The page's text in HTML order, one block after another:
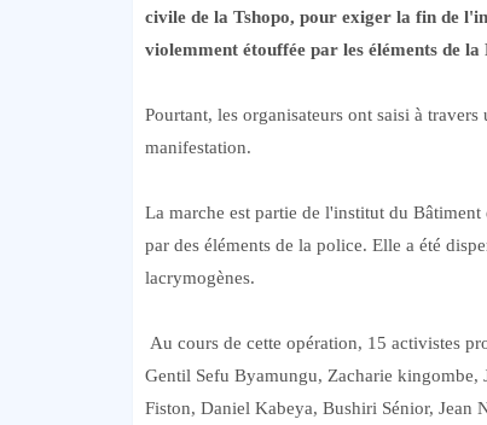
civile de la Tshopo, pour exiger la fin de
violemment étouffée par les éléments de
Pourtant, les organisateurs ont saisi à
manifestation.
La marche est partie de l'institut du
par des éléments de la police. Elle a été
lacrymogènes.
Au cours de cette opération, 15 activistes
Gentil Sefu Byamungu, Zacharie
Fiston, Daniel Kabeya, Bushiri Sénior, Jean